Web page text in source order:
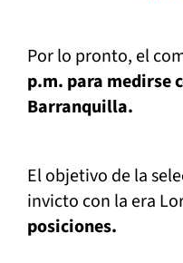
Por lo pronto, el
p.m. para medirse
Barranquilla.
El objetivo de la
invicto con la era
posiciones.